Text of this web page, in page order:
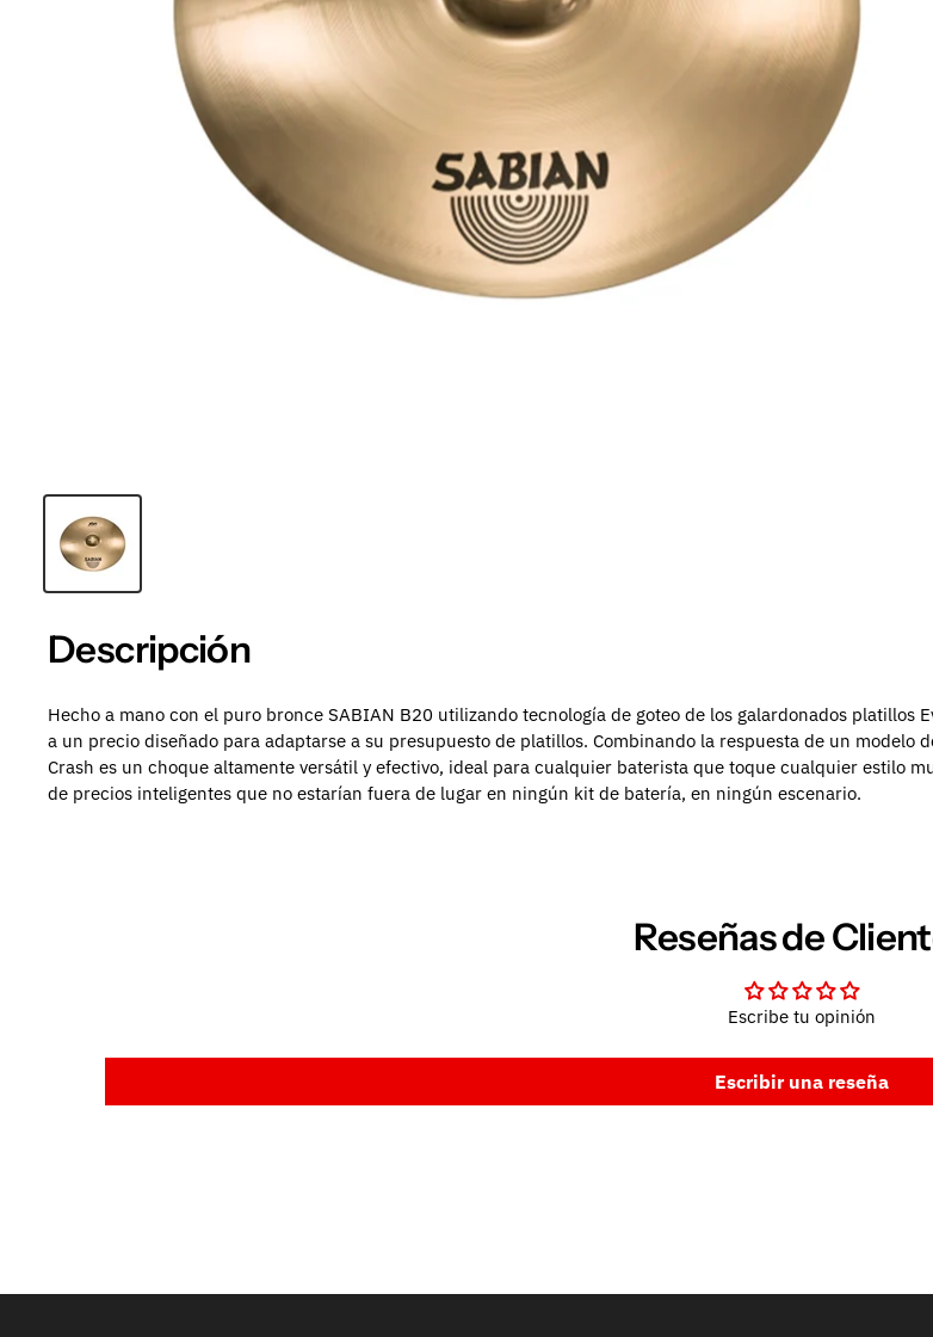
Descripción
Hecho a mano con el puro bronce SABIAN B20 utilizando tecnología de goteo de los galardonados platillos
a un precio diseñado para adaptarse a su presupuesto de platillos. Combinando la respuesta de un modelo
Crash es un choque altamente versátil y efectivo, ideal para cualquier baterista que toque cualquier estilo
de precios inteligentes que no estarían fuera de lugar en ningún kit de batería, en ningún escenario.
Reseñas de
Escribe tu opinión
Escribir una reseña